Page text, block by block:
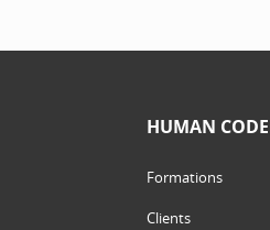
HUMAN
Formations
Clients